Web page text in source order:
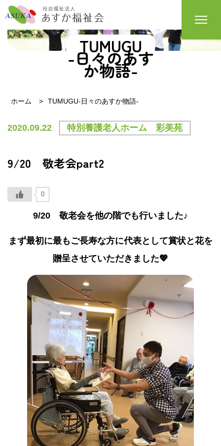
TUMUGU
-日々のあす
か物語-
ホーム TUMUGU-日々のあすか物語-
2020.09.22 特別養護老人ホーム 彩美苑
9/20 敬老会part2
0
9/20 敬老会を他の階でも行いました♪
まず最初に最もご長寿な方に代表として賞状と花を
贈呈させていただきました💖